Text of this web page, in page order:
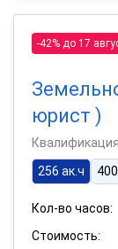
-42% до 17
юрист )
256 ак.ч
Кол-во часов:
Стоимость: